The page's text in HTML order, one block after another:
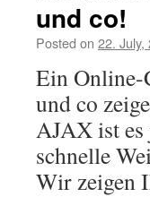
und co!
Posted on 22. July,
Ein Online-
und co
AJAX ist
schnelle
Wir zeigen